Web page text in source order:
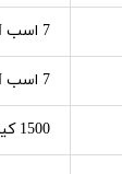
7 اسب WILSON
7 اسب WILSON
1500 کیلوگرم